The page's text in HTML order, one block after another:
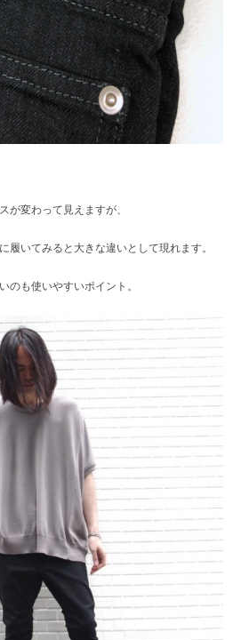
が変わって見えますが、
履いてみると大きな違いとして現れます。
のも使いやすいポイント。